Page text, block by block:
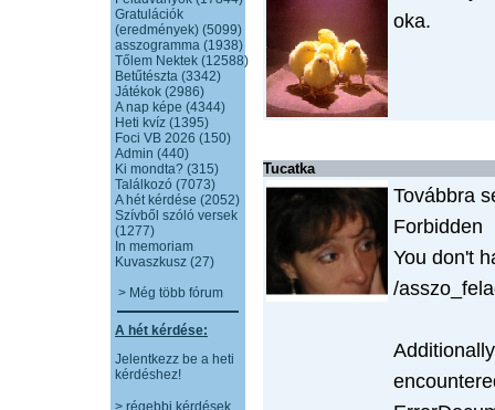
Gratulációk
(eredmények) (5099)
asszogramma (1938)
Tőlem Nektek (12588)
Betűtészta (3342)
Játékok (2986)
A nap képe (4344)
Heti kvíz (1395)
Foci VB 2026 (150)
Admin (440)
Ki mondta? (315)
Találkozó (7073)
A hét kérdése (2052)
Szívből szóló versek
(1277)
In memoriam
Kuvaszkusz (27)
> Még több fórum
A hét kérdése:
Jelentkezz be a heti
kérdéshez!
> régebbi kérdések
oka.
Tucatka
Továbbra
Forbidden
You don't
/